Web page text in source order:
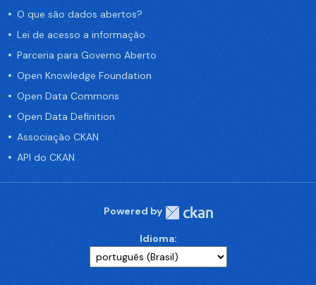
O que são dados abertos?
Lei de acesso a informação
Parceria para Governo Aberto
Open Knowledge Foundation
Open Data Commons
Open Data Definition
Associação CKAN
API do CKAN
Powered by
Idioma